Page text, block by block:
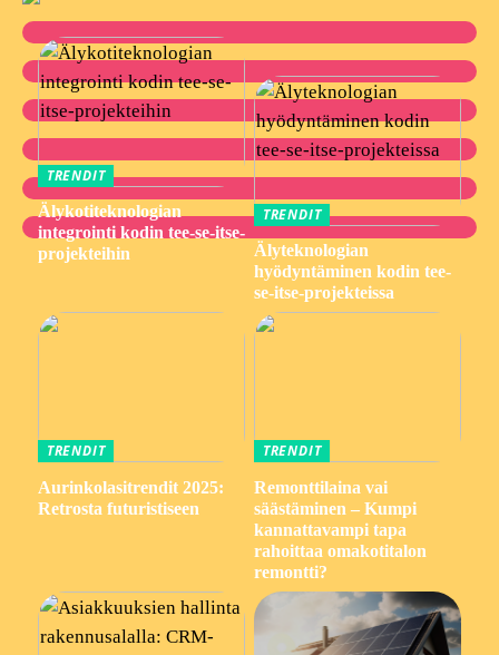
TRENDIT
Älykotiteknologian
integrointi kodin tee-se-itse-
projekteihin
TRENDIT
Älyteknologian
hyödyntäminen kodin tee-
se-itse-projekteissa
TRENDIT
Aurinkolasitrendit 2025:
Retrosta futuristiseen
TRENDIT
Remonttilaina vai
säästäminen – Kumpi
kannattavampi tapa
rahoittaa omakotitalon
remontti?